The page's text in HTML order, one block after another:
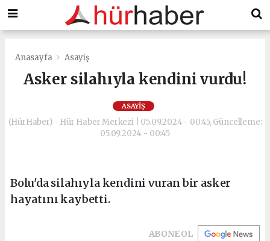
Anasayfa Asayiş
Asker silahıyla kendini vurdu!
ASAYIŞ
(HürHaber) - Hür Haber Merkezi | 05.09.2024 - 00:45, Güncelleme:
05.09.2024 - 00:45
Bolu'da silahıyla kendini vuran bir asker
hayatını kaybetti.
ABONE OL